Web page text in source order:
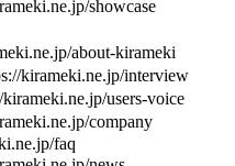
showcase
about-kirameki
kirameki.ne.jp/interview
kirameki.ne.jp/users-voice
company
faq